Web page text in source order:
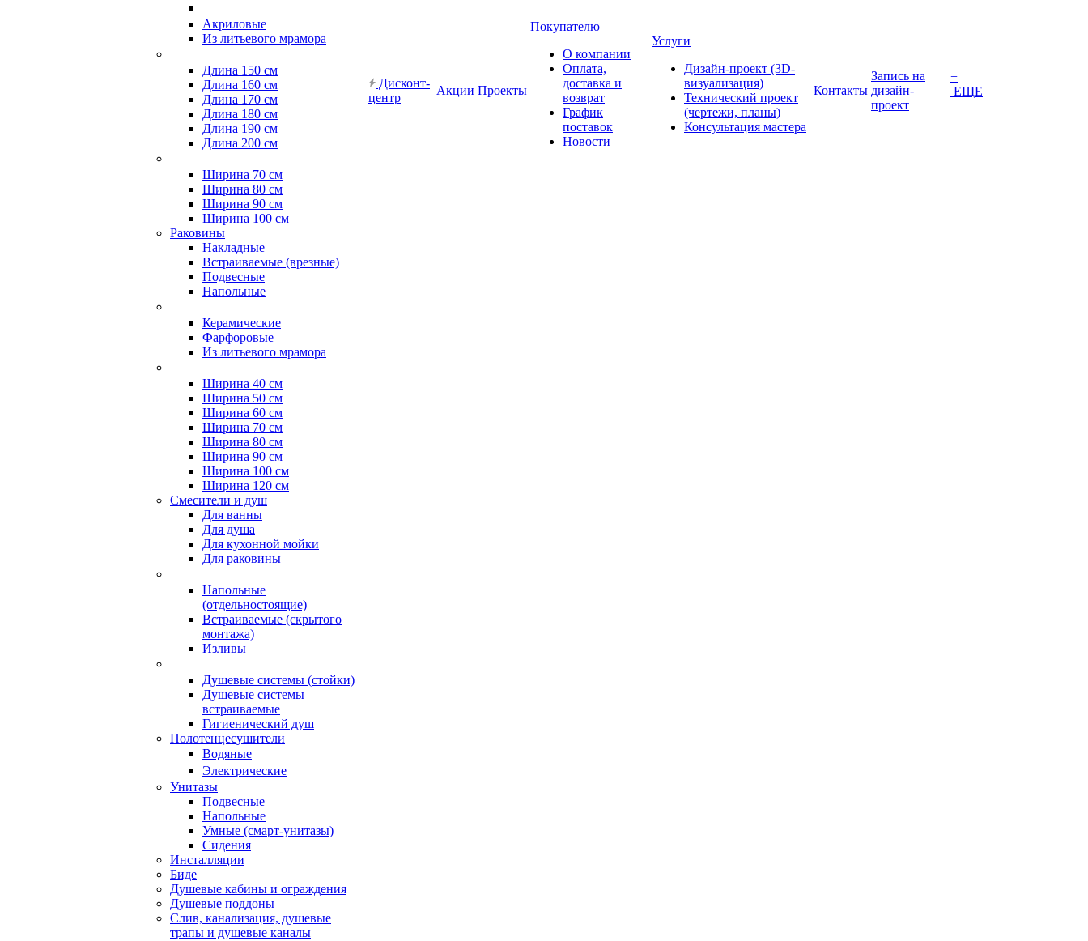
Акриловые
Из литьевого мрамора
Длина 150 см
Длина 160 см
Длина 170 см
Длина 180 см
Длина 190 см
Длина 200 см
Ширина 70 см
Ширина 80 см
Ширина 90 см
Ширина 100 см
Раковины
Накладные
Встраиваемые (врезные)
Подвесные
Напольные
Керамические
Фарфоровые
Из литьевого мрамора
Ширина 40 см
Ширина 50 см
Ширина 60 см
Ширина 70 см
Ширина 80 см
Ширина 90 см
Ширина 100 см
Ширина 120 см
Смесители и душ
Для ванны
Для душа
Для кухонной мойки
Для раковины
Напольные
(отдельностоящие)
Встраиваемые (скрытого
монтажа)
Изливы
Душевые системы (стойки)
Душевые системы
встраиваемые
Гигиенический душ
Полотенцесушители
ㅤВодяные
ㅤЭлектрические
Унитазы
Подвесные
Напольные
Умные (смарт-унитазы)
Сидения
Инсталляции
Биде
Душевые кабины и ограждения
Душевые поддоны
Слив, канализация, душевые
трапы и душевые каналы
Дисконт-
центр
Акции Проекты
Покупателю
О компании
Оплата,
доставка и
возврат
График
поставок
Новости
Услуги
Дизайн-проект (3D-
визуализация)
Технический проект
(чертежи, планы)
Консультация мастера
Контакты
Запись на
дизайн-
проект
+
ЕЩЕ